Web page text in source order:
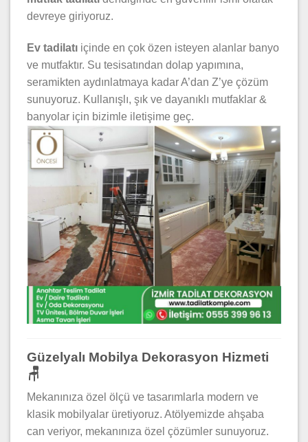
devreye giriyoruz.
Ev tadilatı içinde en çok özen isteyen alanlar banyo
ve mutfaktır. Su tesisatından dolap yapımına,
seramikten aydınlatmaya kadar A’dan Z’ye çözüm
sunuyoruz. Kullanışlı, şık ve dayanıklı mutfaklar &
banyolar için bizimle iletişime geç.
Güzelyalı Mobilya Dekorasyon Hizmeti
🪑
Mekanınıza özel ölçü ve tasarımlarla modern ve
klasik mobilyalar üretiyoruz. Atölyemizde ahşaba
can veriyor, mekanınıza özel çözümler sunuyoruz.